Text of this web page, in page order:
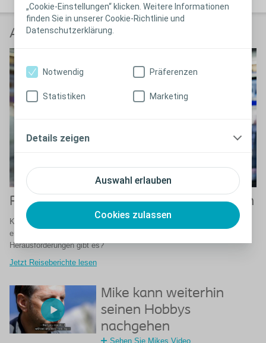
„Cookie-Einstellungen“ klicken. Weitere Informationen
finden Sie in unserer Cookie-Richtlinie und
Datenschutzerklärung.
Auswahl erlauben
Cookies zulassen
Notwendig Präferenzen
Statistiken Marketing
Details zeigen
Anwender berichten
Reiseberichte von Katheter-Anwendern
Katheter-Anwender berichten von Ihren Erfahrungen auf Reisen: Was
erwartet Sie? Welche Vorbereitungen sind erforderlich? Welche
Herausforderungen gibt es?
Jetzt Reiseberichte lesen
Mike kann weiterhin
seinen Hobbys
nachgehen
Sehen Sie Mikes Video